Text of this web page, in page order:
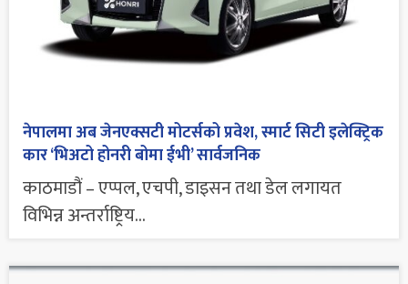
नेपालमा अब जेनएक्सटी मोटर्सको प्रवेश, स्मार्ट सिटी इलेक्ट्रिक
कार ‘भिअटो होनरी बोमा ईभी’ सार्वजनिक
काठमाडौं – एप्पल, एचपी, डाइसन तथा डेल लगायत
विभिन्न अन्तर्राष्ट्रिय...